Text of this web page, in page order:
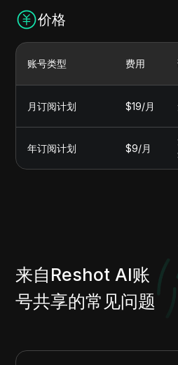
价格
账号类型 费用
月订阅计划 $19/月
年订阅计划 $9/月
来自Reshot AI账
号共享的常见问题